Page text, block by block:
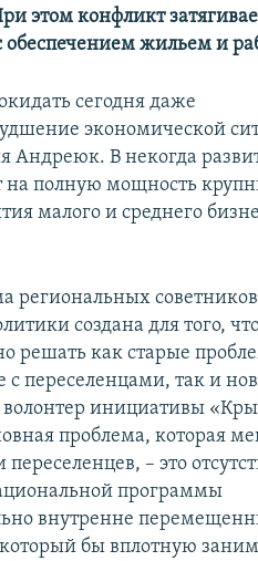
этом конфликт
обеспечением жильем и
сегодня даже
экономической
Андреюк. В некогда
полную мощность
малого и среднего
региональных
создана для того,
решать как старые
с переселенцами, так и
инициативы
проблема, которая
переселенцев, – это
программы
внутренне
бы вплотную